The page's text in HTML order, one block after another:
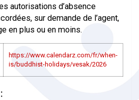
autorisations d’absence
sur demande de l’agent,
en plus ou en moins.
https://www.calendarz.com/fr/when-
is/buddhist-holidays/vesak/2026